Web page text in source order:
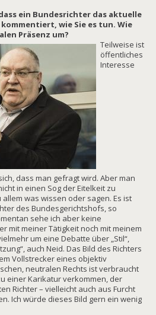
ein Bundesrichter das aktuelle
wie Sie es tun. Wie
Präsenz um?
Teilweise ist
öffentliches
Interesse
dass man gefragt wird. Aber man
in einen Sog der Eitelkeit zu
was wissen oder sagen. Es ist
des Bundesgerichtshofs, so
sehe ich aber keine
mit meiner Tätigkeit noch mit meinem
um eine Debatte über „Stil“,
auch Neid. Das Bild des Richters
Vollstrecker eines objektiv
neutralen Rechts ist verbraucht
einer Karikatur verkommen, der
Richter – vielleicht auch aus Furcht
Ich würde dieses Bild gern ein wenig